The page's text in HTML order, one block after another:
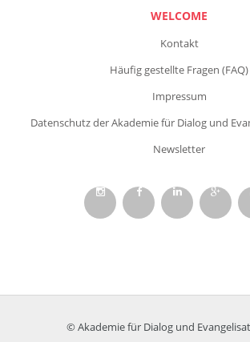
WELCOME
Kontakt
Häufig gestellte Fragen (FAQ)
Impressum
Datenschutz der Akademie für Dialog und
Newsletter
© Akademie für Dialog und